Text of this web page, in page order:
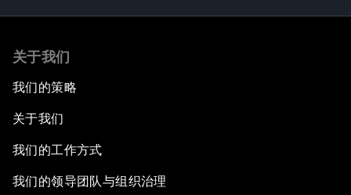
关于我们
我们的策略
关于我们
我们的工作方式
我们的领导团队与组织治理